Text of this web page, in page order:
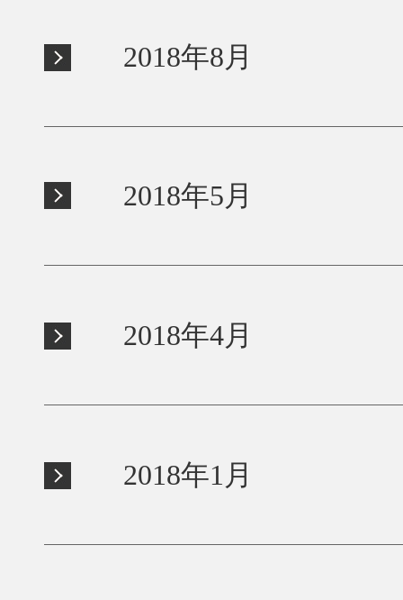
2018年8月
2018年5月
2018年4月
2018年1月